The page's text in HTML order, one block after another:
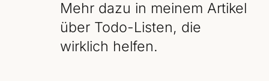
Mehr dazu in meinem Artikel
über Todo-Listen, die
wirklich helfen.